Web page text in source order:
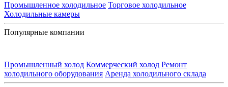
Промышленное холодильное Торговое холодильное
Холодильные камеры
Популярные компании
Промышленный холод Коммерческий холод Ремонт
холодильного оборудования Аренда холодильного склада